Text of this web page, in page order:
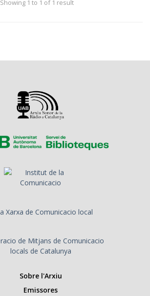
Showing 1 to 1 of 1 result
Sobre l'Arxiu
Emissores